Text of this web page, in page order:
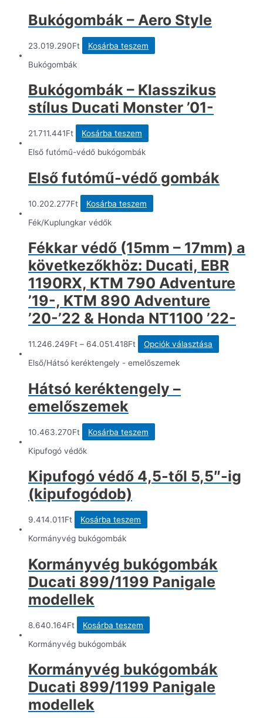
Bukógombák – Aero Style
23.019.290Ft
Kosárba teszem
Bukógombák
Bukógombák – Klasszikus
stílus Ducati Monster ’01-
21.711.441Ft
Kosárba teszem
Első futómű-védő bukógombák
Első futómű-védő gombák
10.202.277Ft Kosárba teszem
Fék/Kuplungkar védők
Fékkar védő (15mm – 17mm) a
következőkhöz: Ducati, EBR
1190RX, KTM 790 Adventure
’19-, KTM 890 Adventure
’20-’22 & Honda NT1100 ’22-
11.246.249Ft – 64.051.418Ft Opciók választása
a
Első/Hátsó keréktengely - emelőszemek
Hátsó keréktengely –
emelőszemek
10.463.270Ft
Kosárba teszem
Kipufogó védők
Kipufogó védő 4,5-től 5,5″-ig
(kipufogódob)
9.414.011Ft
Kosárba teszem
Kormányvég bukógombák
Kormányvég bukógombák
Ducati 899/1199 Panigale
modellek
8.640.164Ft
Kosárba teszem
Kormányvég bukógombák
Kormányvég bukógombák
Ducati 899/1199 Panigale
modellek